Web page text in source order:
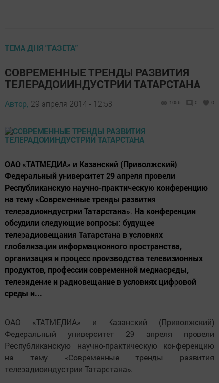
ТЕМА ДНЯ "ГАЗЕТА"
СОВРЕМЕННЫЕ ТРЕНДЫ РАЗВИТИЯ
ТЕЛЕРАДОИИНДУСТРИИ ТАТАРСТАНА
Автор, 29 апреля 2014 - 12:53 1056 0 0
ОАО «ТАТМЕДИА» и Казанский (Приволжский)
Федеральный университет 29 апреля провели
Республиканскую научно-практическую конференцию
на тему «Современные тренды развития
телерадиоиндустрии Татарстана». На конференции
обсудили следующие вопросы: будущее
телерадиовещания Татарстана в условиях
глобализации информационного пространства,
организация и процесс производства телевизионных
продуктов, профессии современной медиасреды,
телевидение и радиовещание в условиях цифровой
среды и...
ОАО «ТАТМЕДИА» и Казанский (Приволжский)
Федеральный университет 29 апреля провели
Республиканскую научно-практическую конференцию
на тему «Современные тренды развития
телерадиоиндустрии Татарстана».